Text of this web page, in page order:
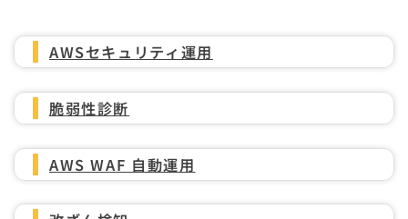
AWSセキュリティ運用
脆弱性診断
AWS WAF 自動運用